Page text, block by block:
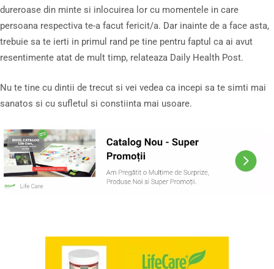
dureroase din minte si inlocuirea lor cu momentele in care
persoana respectiva te-a facut fericit/a. Dar inainte de a face asta,
trebuie sa te ierti in primul rand pe tine pentru faptul ca ai avut
resentimente atat de mult timp, relateaza Daily Health Post.
Nu te tine cu dintii de trecut si vei vedea ca incepi sa te simti mai
sanatos si cu sufletul si constiinta mai usoare.